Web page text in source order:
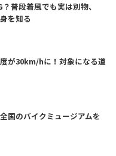
普段着風でも実は別物、
を知る
度が30km/hに！対象になる道
国のバイクミュージアムを